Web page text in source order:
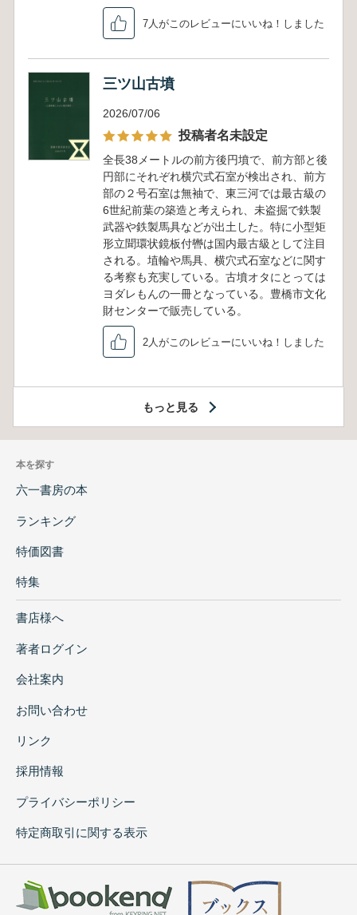
7人がこのレビューにいいね！しました
三ツ山古墳
2026/07/06
投稿者名未設定
全長38メートルの前方後円墳で、前方部と後
円部にそれぞれ横穴式石室が検出され、前方
部の２号石室は無袖で、東三河では最古級の
6世紀前葉の築造と考えられ、未盗掘で鉄製
武器や鉄製馬具などが出土した。特に小型矩
形立聞環状鏡板付轡は国内最古級として注目
される。埴輪や馬具、横穴式石室などに関す
る考察も充実している。古墳オタにとっては
ヨダレもんの一冊となっている。豊橋市文化
財センターで販売している。
2人がこのレビューにいいね！しました
もっと見る
本を探す
六一書房の本
ランキング
特価図書
特集
書店様へ
著者ログイン
会社案内
お問い合わせ
リンク
採用情報
プライバシーポリシー
特定商取引に関する表示